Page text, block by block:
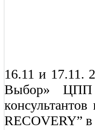
16.11 и 17.11.
Выбор» ЦПП
RECOVERY”